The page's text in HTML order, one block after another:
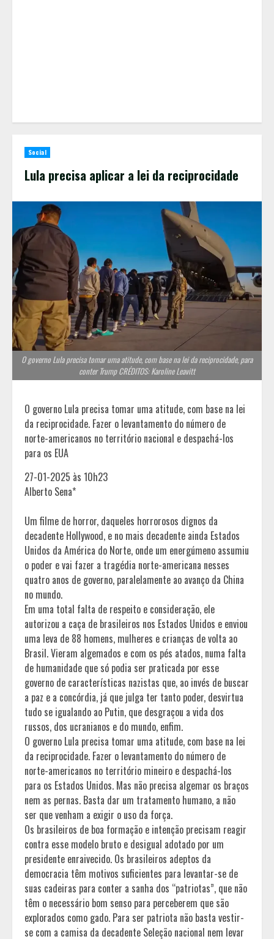
Social
Lula precisa aplicar a lei da reciprocidade
O governo Lula precisa tomar uma atitude, com base na lei da reciprocidade, para
conter Trump CRÉDITOS: Karoline Leavitt
O governo Lula precisa tomar uma atitude, com base na lei
da reciprocidade. Fazer o levantamento do número de
norte-americanos no território nacional e despachá-los
para os EUA
27-01-2025 às 10h23
Alberto Sena*
Um filme de horror, daqueles horrorosos dignos da
decadente Hollywood, e no mais decadente ainda Estados
Unidos da América do Norte, onde um energúmeno assumiu
o poder e vai fazer a tragédia norte-americana nesses
quatro anos de governo, paralelamente ao avanço da China
no mundo.
Em uma total falta de respeito e consideração, ele
autorizou a caça de brasileiros nos Estados Unidos e enviou
uma leva de 88 homens, mulheres e crianças de volta ao
Brasil. Vieram algemados e com os pés atados, numa falta
de humanidade que só podia ser praticada por esse
governo de características nazistas que, ao invés de buscar
a paz e a concórdia, já que julga ter tanto poder, desvirtua
tudo se igualando ao Putin, que desgraçou a vida dos
russos, dos ucranianos e do mundo, enfim.
O governo Lula precisa tomar uma atitude, com base na lei
da reciprocidade. Fazer o levantamento do número de
norte-americanos no território mineiro e despachá-los
para os Estados Unidos. Mas não precisa algemar os braços
nem as pernas. Basta dar um tratamento humano, a não
ser que venham a exigir o uso da força.
Os brasileiros de boa formação e intenção precisam reagir
contra esse modelo bruto e desigual adotado por um
presidente enraivecido. Os brasileiros adeptos da
democracia têm motivos suficientes para levantar-se de
suas cadeiras para conter a sanha dos “patriotas”, que não
têm o necessário bom senso para perceberem que são
explorados como gado. Para ser patriota não basta vestir-
se com a camisa da decadente Seleção nacional nem levar